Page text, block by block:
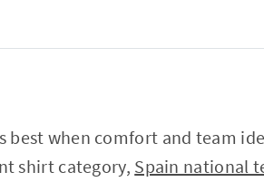
best when comfort and team
shirt category, Spain national